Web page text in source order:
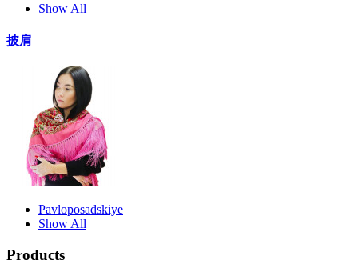
Show All
披肩
Pavloposadskiye
Show All
Products